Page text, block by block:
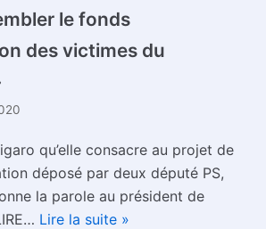
le fonds
des victimes du
qu’elle consacre au projet de
déposé par deux député PS,
la parole au président de
Lire la suite »